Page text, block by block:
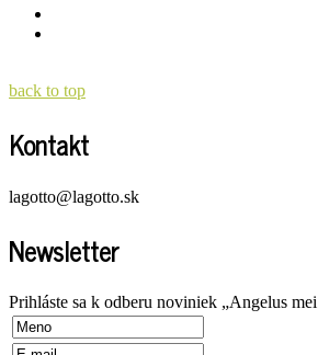
back to top
Kontakt
lagotto@lagotto.sk
Newsletter
Prihláste sa k odberu noviniek „Angelus